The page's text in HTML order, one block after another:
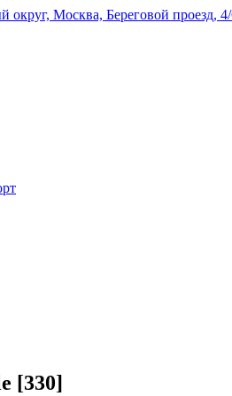
округ, Москва, Береговой проезд,
[330]